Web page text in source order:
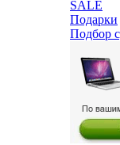
SALE
Подарки
Подбор